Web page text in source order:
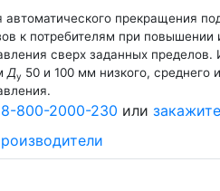
прекращения
к потребителям при
сверх заданных пределов.
Ду 50 и 100 мм низкого, среднего
8-800-2000-230 или